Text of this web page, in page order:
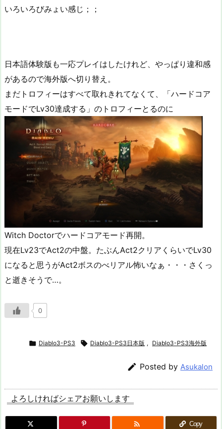
いろいろびみょい感じ；；
日本語体験版も一応プレイはしたけれど、やっぱり違和感
があるので海外版へ切り替え。
まだトロフィーはすべて取れきれてなくて、「ハードコア
モードでLv30達成する」のトロフィーとるのに
Witch Doctorでハードコアモード再開。
現在Lv23でAct2の中盤。たぶんAct2クリアくらいでLv30
になると思うがAct2ボスのべリアル怖いなぁ・・・さくっ
と逝きそうで…。
0
 Diablo3-PS3  Diablo3-PS3日本版 , Diablo3-PS3海外版
 Posted by Asukalon
よろしければシェアお願いします
 Copy